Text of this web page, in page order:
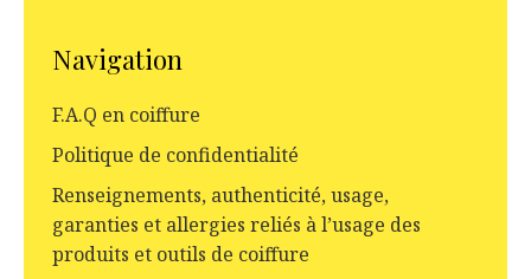
Navigation
F.A.Q en coiffure
Politique de confidentialité
Renseignements, authenticité, usage,
garanties et allergies reliés à l’usage des
produits et outils de coiffure